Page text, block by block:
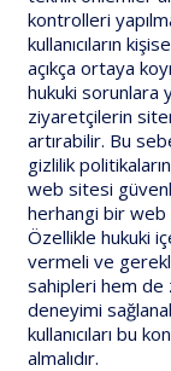
kontrolleri
kullanıcıların
açıkça ortaya
hukuki sorunlara
ziyaretçilerin
artırabilir. Bu
gizlilik
web sitesi
herhangi bir web
Özellikle hukuki
vermeli ve
sahipleri hem de
deneyimi
kullanıcıları bu
almalıdır.